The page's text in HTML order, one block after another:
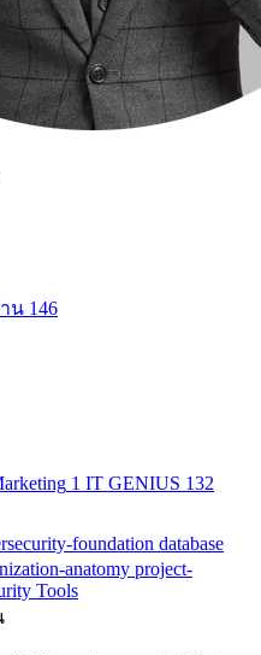
น 146
1 IT GENIUS 132
foundation database
anatomy project-
Tools